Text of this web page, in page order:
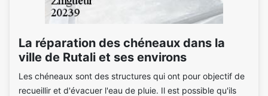
La réparation des chéneaux dans la
ville de Rutali et ses environs
Les chéneaux sont des structures qui ont pour objectif de
recueillir et d'évacuer l'eau de pluie. Il est possible qu'ils